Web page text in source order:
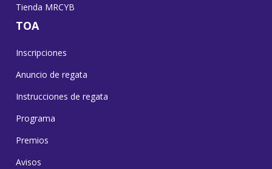
Tienda MRCYB
TOA
Inscripciones
Anuncio de regata
Instrucciones de regata
Programa
Premios
Avisos